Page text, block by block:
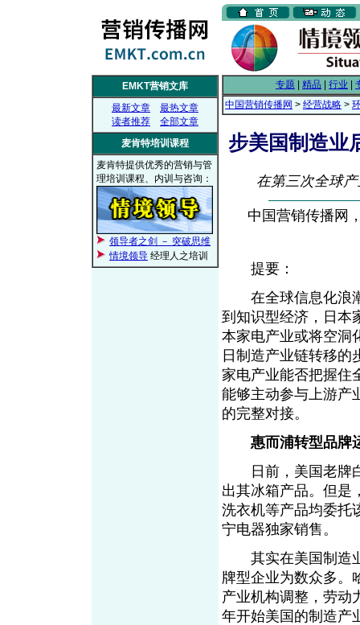
EMKT营销文库
最新文章
最热文章
读者推荐
全部文章
麦肯特培训课程
麦肯特提供优秀的营销与管
理培训课程、内训与咨询：
领导者之剑 － 突破思维
情境领导 经理人之培训
专题 精品 行业
中国营销传播网 > 经营战略 >
步美国制造业
在第三次全球
中国营销传播网
提要：
在全球信息化浪潮
到知识型经济，日本
本家电产业或将空洞
日制造产业链转移的
家电产业能否把握住
能够主动参与上游产
的完整对接。
惠而浦转型品牌
日前，美国老牌白
出其冰箱产品。但是
洗衣机等产品均委托
宁电器独家销售。
其实在美国制造业
牌型企业为数众多。
产业机构调整，劳动
年开始美国的制造产